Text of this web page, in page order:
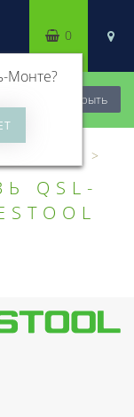
Закрыть
Монте?
0
QSL-